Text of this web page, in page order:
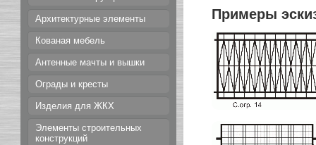
Архитектурные элементы
Кованая мебель
Антенные мачты и вышки
Ограды и кресты
Изделия для ЖКХ
Элементы строительных
конструкций
Примеры